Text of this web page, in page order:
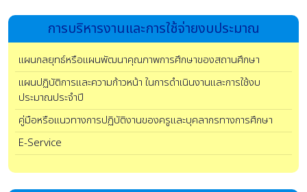
การบริหารงานและการใช้จ่ายงบประมาณ
แผนกลยุทธ์หรือแผนพัฒนาคุณภาพการศึกษาของสถานศึกษา
แผนปฏิบัติการและความก้าวหน้า ในการดำเนินงานและการใช้งบ
ประมาณประจำปี
คู่มือหรือแนวทางการปฏิบัติงานของครูและบุคลากรทางการศึกษา
E-Service